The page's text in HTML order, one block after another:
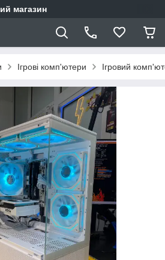
магазин
Ігрові комп'ютери Ігровий